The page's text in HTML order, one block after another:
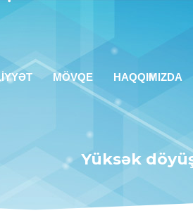
MÖVQE HAQQIMIZDA
Yüksək